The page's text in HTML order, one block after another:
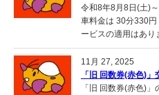
令和8年8月8日(土)
車料金は 30分330
ービスの適用はあり
11月 27, 2025
「旧 回数券(赤色)
「旧 回数券(赤色)